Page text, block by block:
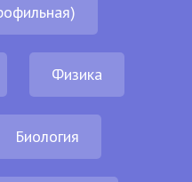
Физика
Биология